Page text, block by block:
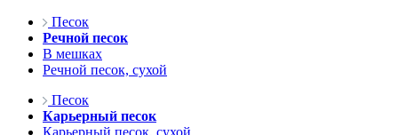
Песок
Речной песок
В мешках
Речной песок, сухой
Песок
Карьерный песок
Карьерный песок, сухой